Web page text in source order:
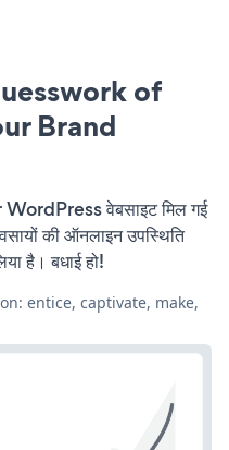
of
Brand
वेबसाइट मिल गई
की ऑनलाइन उपस्थिति
है। बधाई हो!
entice, captivate, make,